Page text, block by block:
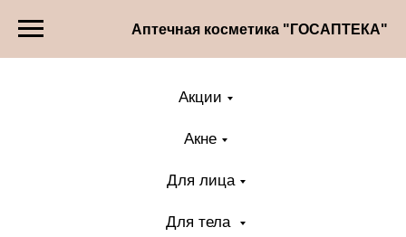
Аптечная косметика "ГОСАПТЕКА"
Акции
Акне
Для лица
Для тела